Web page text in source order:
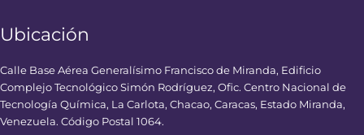
Ubicación
Calle Base Aérea Generalísimo Francisco de Miranda, Edificio
Complejo Tecnológico Simón Rodríguez, Ofic. Centro Nacional de
Tecnología Química, La Carlota, Chacao, Caracas, Estado Miranda,
Venezuela. Código Postal 1064.